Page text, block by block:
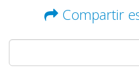
Compartir